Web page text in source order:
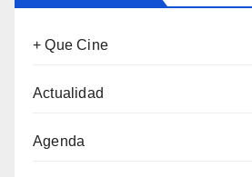
+ Que Cine
Actualidad
Agenda